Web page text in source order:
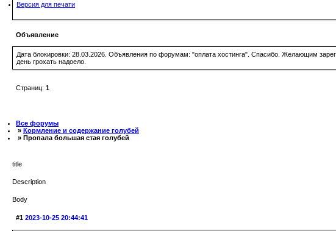
Версия для печати
Объявление
Дата блокировки: 28.03.2026. Объявления по форумам: "оплата хостинга". Спасибо. Желающим
день грохать надоело.
Страниц: 1
Все форумы
» Кормление и содержание голубей
» Пропала большая стая голубей
title
Description
Body
#1 2023-10-25 20:44:41